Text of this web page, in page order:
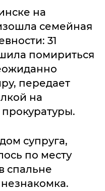
на
семейная
31
помириться
передает
на
супруга,
по месту
спальне